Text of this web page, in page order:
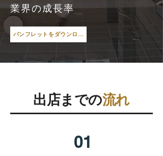
業界の成長率
パンフレットをダウンロード
​出店までの流れ
01